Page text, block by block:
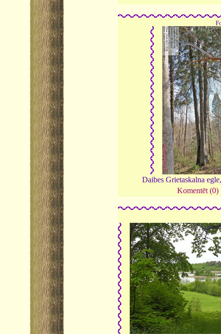
Daibes Grietaskalna
Komentēt (0)